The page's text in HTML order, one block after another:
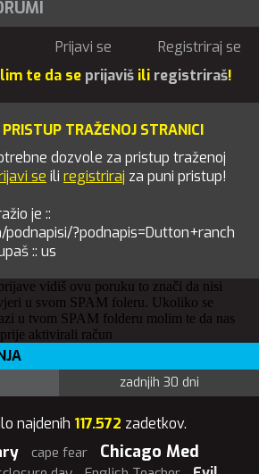
Prijavi se
Registriraj se
te da se prijaviš ili registriraš!
TRAŽENOJ STRANICI
dozvole za pristup traženoj
se ili registriraj za puni pristup!
je ::
?podnapis=Dutton+ranch
:: us
vidiš ovu poruku to znači da nisi
u svom SPAM foleru. Ukoliko se
u tvom SPAM folderu molim te da nas
aktivirali račun
zadnjih 30 dni
najdenih 117.572 zadetkov.
cape fear Chicago Med